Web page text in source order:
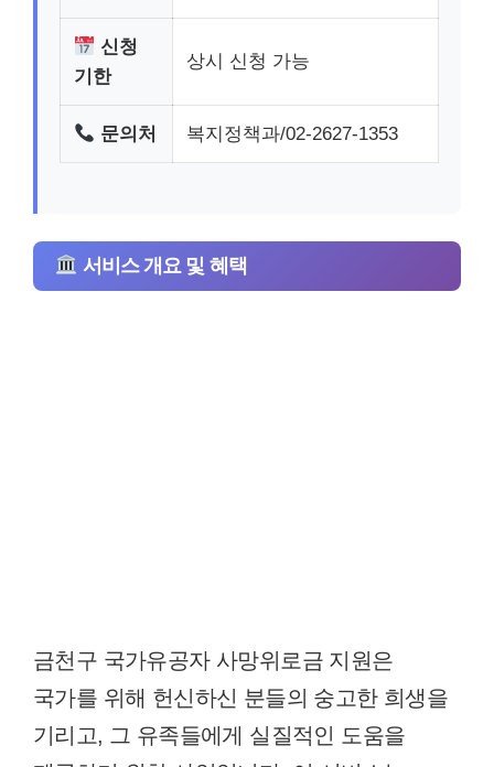
신청
기한
상시 신청 가능
문의처 복지정책과/02-2627-1353
서비스 개요 및 혜택
금천구 국가유공자 사망위로금 지원은
국가를 위해 헌신하신 분들의 숭고한 희생을
기리고, 그 유족들에게 실질적인 도움을